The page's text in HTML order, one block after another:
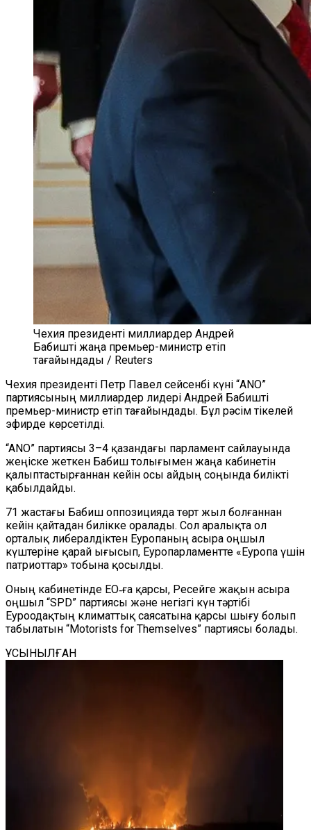
Чехия президенті миллиардер Андрей
Бабишті жаңа премьер-министр етіп
тағайындады / Reuters
Чехия президенті Петр Павел сейсенбі күні “ANO”
партиясының миллиардер лидері Андрей Бабишті
премьер-министр етіп тағайындады. Бұл рәсім тікелей
эфирде көрсетілді.
“ANO” партиясы 3–4 қазандағы парламент сайлауында
жеңіске жеткен Бабиш толығымен жаңа кабинетін
қалыптастырғаннан кейін осы айдың соңында билікті
қабылдайды.
71 жастағы Бабиш оппозицияда төрт жыл болғаннан
кейін қайтадан билікке оралады. Сол аралықта ол
орталық либералдіктен Еуропаның асыра оңшыл
күштеріне қарай ығысып, Еуропарламентте «Еуропа үшін
патриоттар» тобына қосылды.
Оның кабинетінде ЕО‑ға қарсы, Ресейге жақын асыра
оңшыл “SPD” партиясы және негізгі күн тәртібі
Еуроодақтың климаттық саясатына қарсы шығу болып
табылатын “Motorists for Themselves” партиясы болады.
ҰСЫНЫЛҒАН